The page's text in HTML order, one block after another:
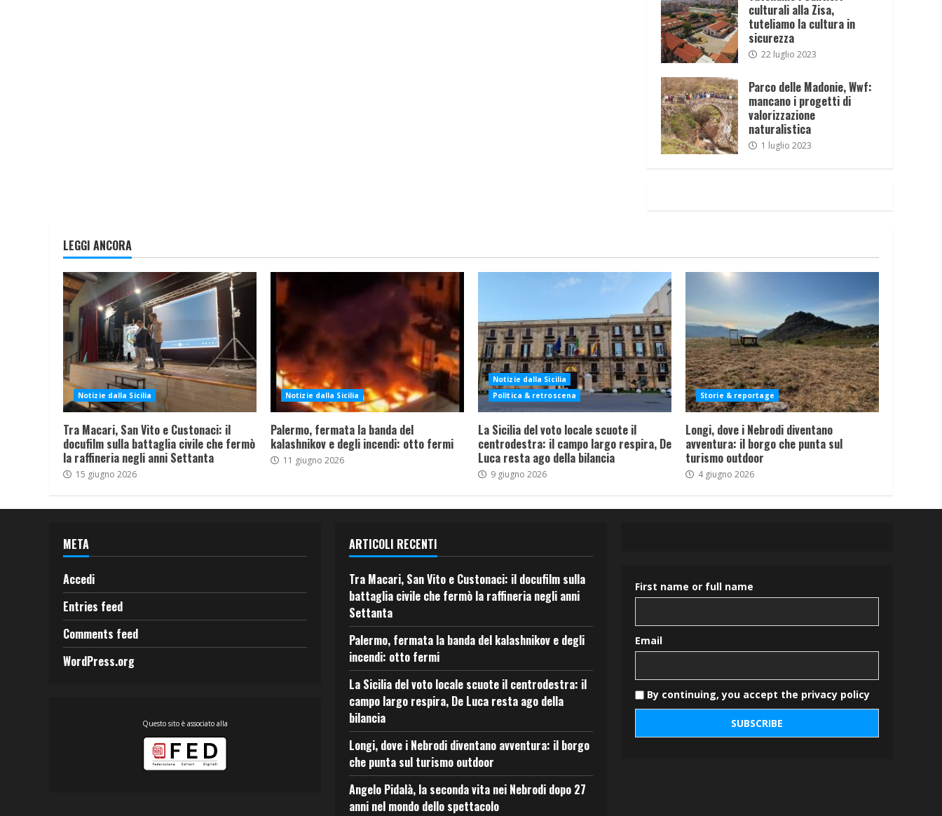
culturali alla Zisa,
tuteliamo la cultura in
sicurezza
22 luglio 2023
Parco delle Madonie, Wwf:
mancano i progetti di
valorizzazione
naturalistica
1 luglio 2023
LEGGI ANCORA
Notizie dalla Sicilia
Tra Macari, San Vito e Custonaci: il
docufilm sulla battaglia civile che fermò
la raffineria negli anni Settanta
15 giugno 2026
Notizie dalla Sicilia
Palermo, fermata la banda del
kalashnikov e degli incendi: otto fermi
11 giugno 2026
Notizie dalla Sicilia
Politica & retroscena
La Sicilia del voto locale scuote il
centrodestra: il campo largo respira, De
Luca resta ago della bilancia
9 giugno 2026
Storie & reportage
Longi, dove i Nebrodi diventano
avventura: il borgo che punta sul
turismo outdoor
4 giugno 2026
META
Accedi
Entries feed
Comments feed
WordPress.org
Questo sito è associato alla
ARTICOLI RECENTI
Tra Macari, San Vito e Custonaci: il docufilm sulla
battaglia civile che fermò la raffineria negli anni
Settanta
Palermo, fermata la banda del kalashnikov e degli
incendi: otto fermi
La Sicilia del voto locale scuote il centrodestra: il
campo largo respira, De Luca resta ago della
bilancia
Longi, dove i Nebrodi diventano avventura: il borgo
che punta sul turismo outdoor
Angelo Pidalà, la seconda vita nei Nebrodi dopo 27
anni nel mondo dello spettacolo
First name or full name
Email
By continuing, you accept the privacy policy